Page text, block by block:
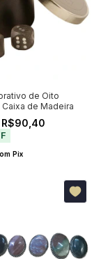
de Oito
de Madeira
Pix